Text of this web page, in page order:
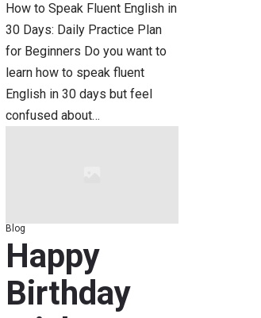
How to Speak Fluent English in
30 Days: Daily Practice Plan
for Beginners Do you want to
learn how to speak fluent
English in 30 days but feel
confused about…
Blog
Happy
Birthday